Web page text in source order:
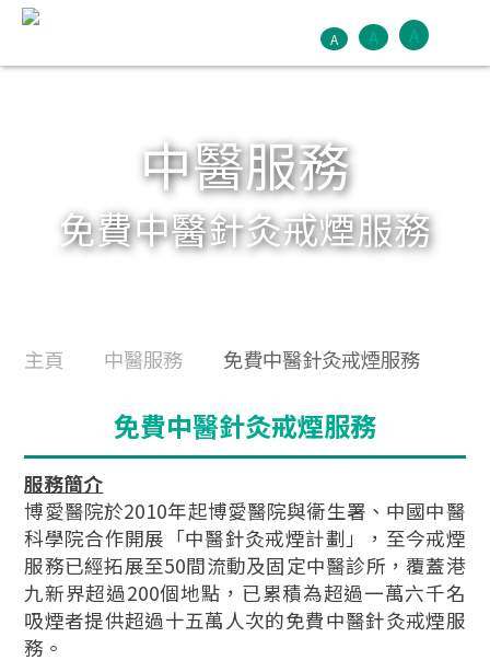
A A A
中醫服務
免費中醫針灸戒煙服務
主頁 中醫服務 免費中醫針灸戒煙服務
免費中醫針灸戒煙服務
服務簡介
博愛醫院於2010年起博愛醫院與衞生署、中國中醫
科學院合作開展「中醫針灸戒煙計劃」，至今戒煙
服務已經拓展至50間流動及固定中醫診所，覆蓋港
九新界超過200個地點，已累積為超過一萬六千名
吸煙者提供超過十五萬人次的免費中醫針灸戒煙服
務。